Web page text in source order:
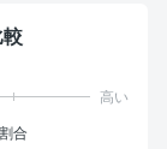
合